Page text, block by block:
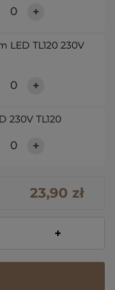
LED TL120 230V
230V TL120
23,90 zł
+